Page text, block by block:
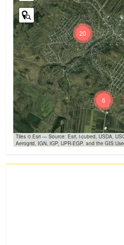
20
6
Tiles © Esri — Source: Esri, i-cubed, USDA,
Aerogrid, IGN, IGP, UPR-EGP, and the GIS